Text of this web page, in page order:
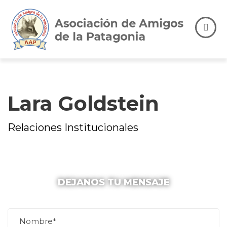
Lara Goldstein
Relaciones Institucionales
DEJANOS TU MENSAJE